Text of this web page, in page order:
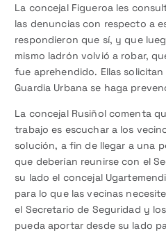
La concejal Figueroa les
las denuncias con respecto a
respondieron que sí, y que
mismo ladrón volvió a robar,
fue aprehendido. Ellas
Guardia Urbana se haga
La concejal Rusiñol comenta
trabajo es escuchar a los
solución, a fin de llegar a una
que deberían reunirse con el
su lado el concejal
para lo que las vecinas
el Secretario de Seguridad y
pueda aportar desde su lado